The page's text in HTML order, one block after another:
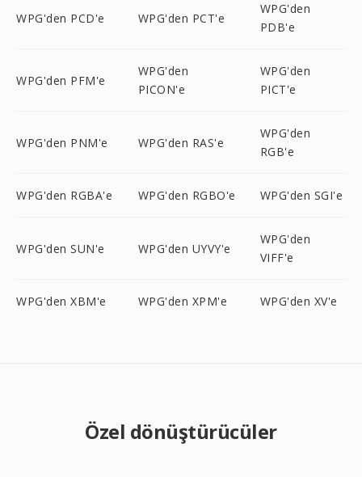
WPG'den PCD'e WPG'den PCT'e
WPG'den
PDB'e
WPG'den PFM'e
WPG'den
PICON'e
WPG'den
PICT'e
WPG'den PNM'e WPG'den RAS'e
WPG'den
RGB'e
WPG'den RGBA'e WPG'den RGBO'e WPG'den SGI'e
WPG'den SUN'e WPG'den UYVY'e
WPG'den
VIFF'e
WPG'den XBM'e WPG'den XPM'e WPG'den XV'e
Özel dönüştürücüler